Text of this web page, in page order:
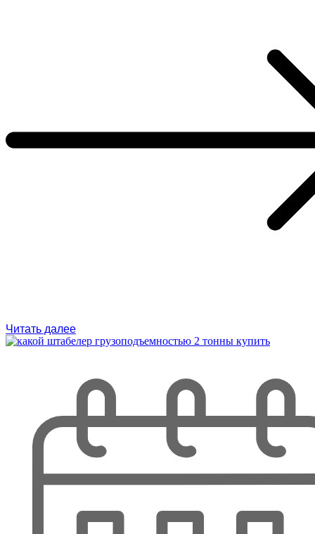
Читать далее